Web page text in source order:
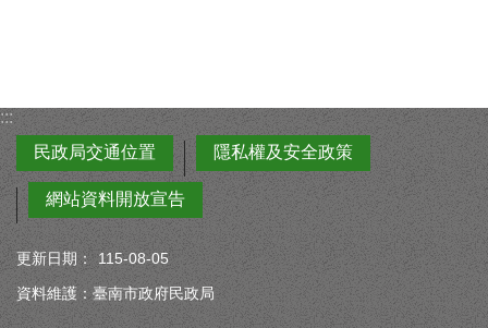
:::
民政局交通位置
隱私權及安全政策
網站資料開放宣告
更新日期：
115-08-05
資料維護：臺南市政府民政局